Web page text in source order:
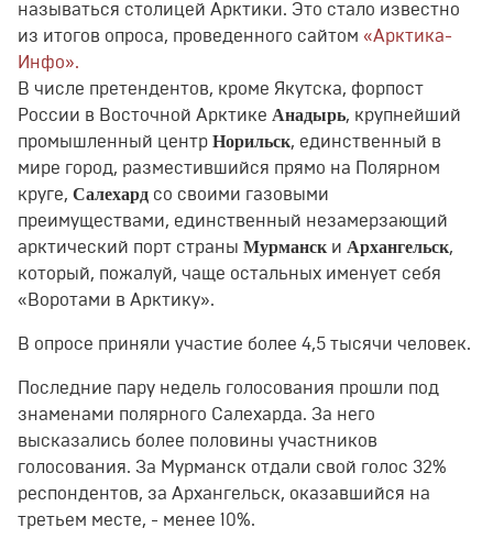
называться столицей Арктики. Это стало известно
из итогов опроса, проведенного сайтом «Арктика-
Инфо».
В числе претендентов, кроме Якутска, форпост
России в Восточной Арктике Анадырь, крупнейший
промышленный центр Норильск, единственный в
мире город, разместившийся прямо на Полярном
круге, Салехард со своими газовыми
преимуществами, единственный незамерзающий
арктический порт страны Мурманск и Архангельск,
который, пожалуй, чаще остальных именует себя
«Воротами в Арктику».
В опросе приняли участие более 4,5 тысячи человек.
Последние пару недель голосования прошли под
знаменами полярного Салехарда. За него
высказались более половины участников
голосования. За Мурманск отдали свой голос 32%
респондентов, за Архангельск, оказавшийся на
третьем месте, - менее 10%.